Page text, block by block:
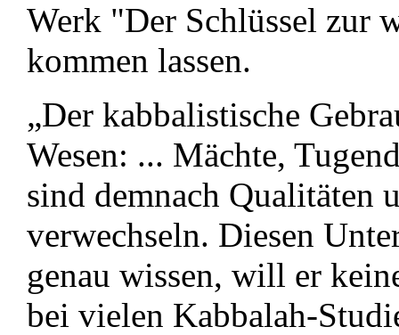
Werk "Der Schlüssel zur
kommen lassen.
„Der kabbalistische
Wesen: ... Mächte,
sind demnach Qualitäten
verwechseln. Diesen
genau wissen, will er
bei vielen Kabbalah-